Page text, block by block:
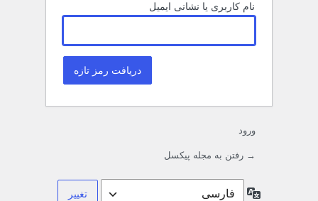
نام کاربری یا نشانی ایمیل
ورود
→ رفتن به مجله پیکسل
زبان